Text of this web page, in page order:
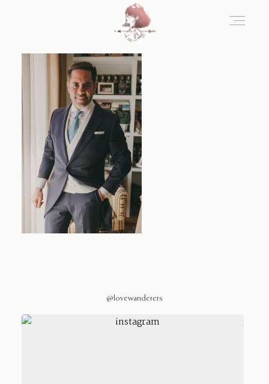
@lovewanderers
Home
Blog
Sobre Nosotros
Contacto